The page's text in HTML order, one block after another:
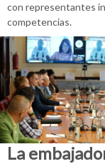
con representantes
competencias.
La